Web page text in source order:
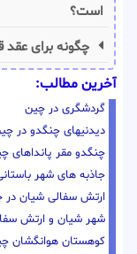
است؟
چگونه برای عقد
آخرین مطالب:
گردشگری در چین
دیدنیهای چنگدو در
چنگدو مقر پانداهای
جاذبه های شهر
ارتش سفالی شیان
شهر شیان و ارتش
کوهستان هوانگشان